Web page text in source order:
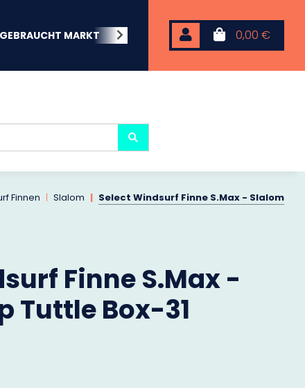
0,00 €
GEBRAUCHT MARKT BEACHWEAR NEOPREN
Finnen Slalom Select Windsurf Finne S.Max - Slalom
Finne S.Max -
Tuttle Box-31